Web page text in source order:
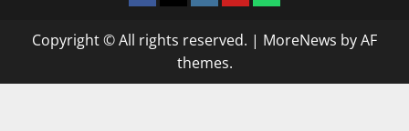
Copyright © All rights reserved. | MoreNews by AF
themes.